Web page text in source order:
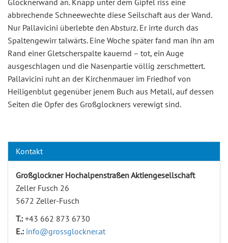
Glocknerwand an. Knapp unter dem Gipfel riss eine
abbrechende Schneewechte diese Seilschaft aus der Wand.
Nur Pallavicini überlebte den Absturz. Er irrte durch das
Spaltengewirr talwärts. Eine Woche später fand man ihn am
Rand einer Gletscherspalte kauernd – tot, ein Auge
ausgeschlagen und die Nasenpartie völlig zerschmettert.
Pallavicini ruht an der Kirchenmauer im Friedhof von
Heiligenblut gegenüber jenem Buch aus Metall, auf dessen
Seiten die Opfer des Großglockners verewigt sind.
Kontakt
Großglockner Hochalpenstraßen Aktiengesellschaft
Zeller Fusch 26
5672 Zeller-Fusch
T.: +43 662 873 6730
E.: info@grossglockner.at